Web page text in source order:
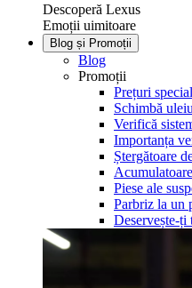
Descoperă Lexus
Emoții uimitoare
Blog și Promoții
Blog
Promoții
Prețuri
Schimbă
Verifică
Importanța
Ștergătoare
Piese ale
Parbriz la un
Deservește-ți